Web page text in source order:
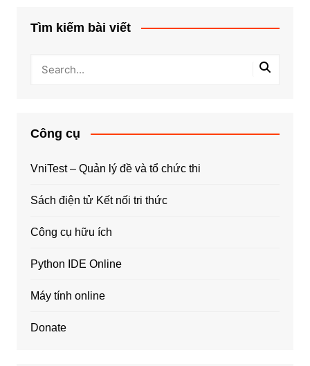
Tìm kiếm bài viết
Công cụ
VniTest – Quản lý đề và tổ chức thi
Sách điện tử Kết nối tri thức
Công cụ hữu ích
Python IDE Online
Máy tính online
Donate